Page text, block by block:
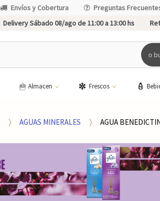
Envíos y Cobertura Preguntas
Delivery Sábado 08/ago de 11:00 a 13:00 hs
o
Almacen Frescos
AGUAS MINERALES AGUA